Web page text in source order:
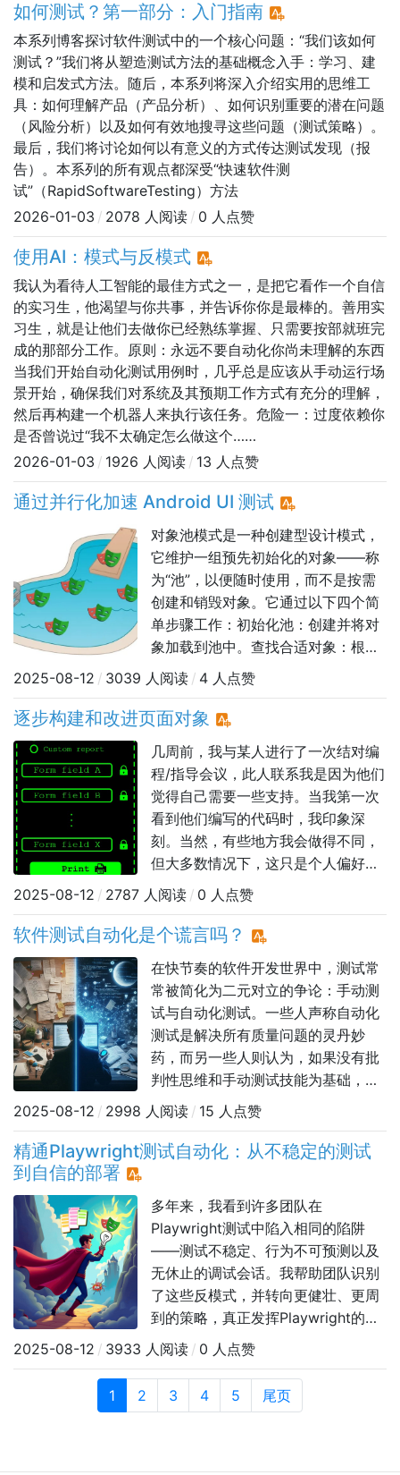
如何测试？第一部分：入门指南
本系列博客探讨软件测试中的一个核心问题：“我们该如何
测试？”我们将从塑造测试方法的基础概念入手：学习、建
模和启发式方法。随后，本系列将深入介绍实用的思维工
具：如何理解产品（产品分析）、如何识别重要的潜在问题
（风险分析）以及如何有效地搜寻这些问题（测试策略）。
最后，我们将讨论如何以有意义的方式传达测试发现（报
告）。本系列的所有观点都深受“快速软件测
试”（RapidSoftwareTesting）方法
2026-01-03 / 2078 人阅读 / 0 人点赞
使用AI：模式与反模式
我认为看待人工智能的最佳方式之一，是把它看作一个自信
的实习生，他渴望与你共事，并告诉你你是最棒的。善用实
习生，就是让他们去做你已经熟练掌握、只需要按部就班完
成的那部分工作。原则：永远不要自动化你尚未理解的东西
当我们开始自动化测试用例时，几乎总是应该从手动运行场
景开始，确保我们对系统及其预期工作方式有充分的理解，
然后再构建一个机器人来执行该任务。危险一：过度依赖你
是否曾说过“我不太确定怎么做这个……
2026-01-03 / 1926 人阅读 / 13 人点赞
通过并行化加速 Android UI 测试
​​对象池模式是一种创建型设计模式，
它维护一组预先初始化的对象——称
为“池”，以便随时使用，而不是按需
创建和销毁对象。它通过以下四个简
单步骤工作：初始化池：创建并将对
象加载到池中。查找合适对象：根据
特定标准选择一个可用对象。获取对
象：预留对象供专用。释放对象：在
使用后将对象返回池中。为什么使用
管理和并行化协同，特别是在运行并
行测试时。它还有助于解决常见问
题：会话冲突
2025-08-12 / 3039 人阅读 / 4 人点赞
逐步构建和改进页面对象
几周前，我与某人进行了一次结对编
程/指导会议，此人联系我是因为他们
觉得自己需要一些支持。当我第一次
看到他们编写的代码时，我印象深
刻。当然，有些地方我会做得不同，
但大多数情况下，这只是个人偏好，
并不是我的方法比他们的方法更好。
我们没有直接修改他们的代码，而是
决定从零开始一起构建一些测试代
程原则和模式。由于测试使用的是
TypeScript中的Playwright，并且主
2025-08-12 / 2787 人阅读 / 0 人点赞
软件测试自动化是个谎言吗？
​​在快节奏的软件开发世界中，测试常
常被简化为二元对立的争论：手动测
试与自动化测试。一些人声称自动化
测试是解决所有质量问题的灵丹妙
药，而另一些人则认为，如果没有批
判性思维和手动测试技能为基础，即
使是最好的自动化测试也会不尽如人
意。然而，真相介于两者之间。测试
不仅仅是执行步骤，它是一个互动的
地，但它无法取代人类在实时探索、
质疑和适应方面的
2025-08-12 / 2998 人阅读 / 15 人点赞
精通Playwright测试自动化：从不稳定的测试
到自信的部署
​​多年来，我看到许多团队在
Playwright测试中陷入相同的陷阱
——测试不稳定、行为不可预测以及
无休止的调试会话。我帮助团队识别
了这些反模式，并转向更健壮、更周
到的策略，真正发挥Playwright的强
大功能。在这篇文章中，我分享了经
过艰苦努力才学到的经验，以及一些
我在将混乱的测试自动化策略转变为
弹性、高效的系统中的示例。我将带
2025-08-12 / 3933 人阅读 / 0 人点赞
1 2 3 4 5 尾页